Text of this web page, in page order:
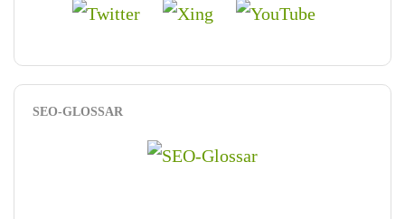
SEO-GLOSSAR